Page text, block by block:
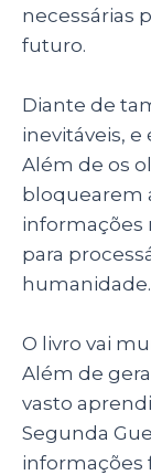
necessárias
futuro.
Diante de
inevitáveis,
Além de os
bloquearem
informações
para
humanidade.
O livro vai
Além de
vasto
Segunda
informações